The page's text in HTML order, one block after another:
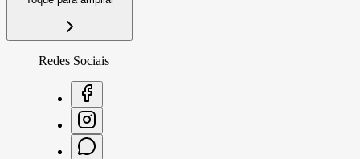
Redes Sociais